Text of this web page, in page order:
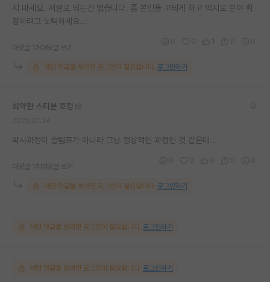
지 마세요. 저절로 되는건 없습니다. 좀 본인을 고되게 하고 억지로 분야 확
장하려고 노력하세요...
대댓글 1개 대댓글 쓰기
해당 댓글을 보려면 로그인이 필요합니다. 로그인하기
쇠약한 스티븐 호킹
박사과정이 슬럼프가 아니라 그냥 정상적인 과정인 것 같은데...
대댓글 1개 대댓글 쓰기
해당 댓글을 보려면 로그인이 필요합니다. 로그인하기
해당 댓글을 보려면 로그인이 필요합니다. 로그인하기
해당 댓글을 보려면 로그인이 필요합니다. 로그인하기